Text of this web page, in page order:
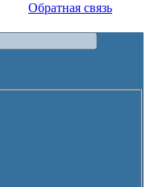
Обратная связь